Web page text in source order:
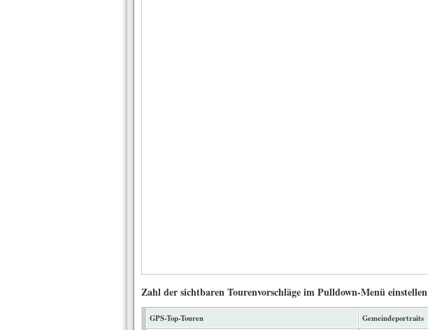
Zahl der sichtbaren Tourenvorschläge im Pulldown-Menü einstellen
GPS-Top-Touren Gemeindeportraits